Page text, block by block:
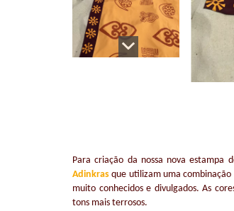
Para criação da nossa nova estampa
Adinkras que utilizam uma combinação
muito conhecidos e divulgados. As
tons mais terrosos.